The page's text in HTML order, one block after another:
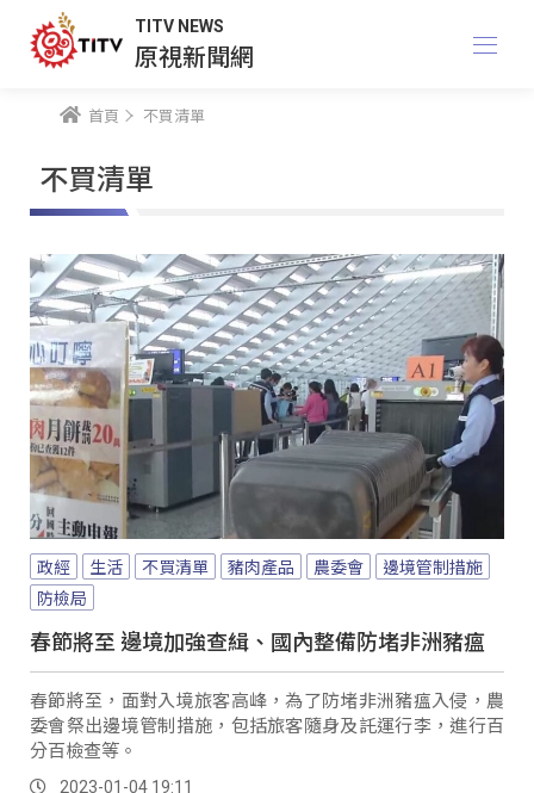
TITV NEWS
原視新聞網
首頁 不買清單
不買清單
政經 生活 不買清單 豬肉產品 農委會
邊境管制措施
防檢局
春節將至 邊境加強查緝、國內整備防堵非洲豬瘟
春節將至，面對入境旅客高峰，為了防堵非洲豬瘟入侵，農
委會祭出邊境管制措施，包括旅客隨身及託運行李，進行百
分百檢查等。
2023-01-04 19:11